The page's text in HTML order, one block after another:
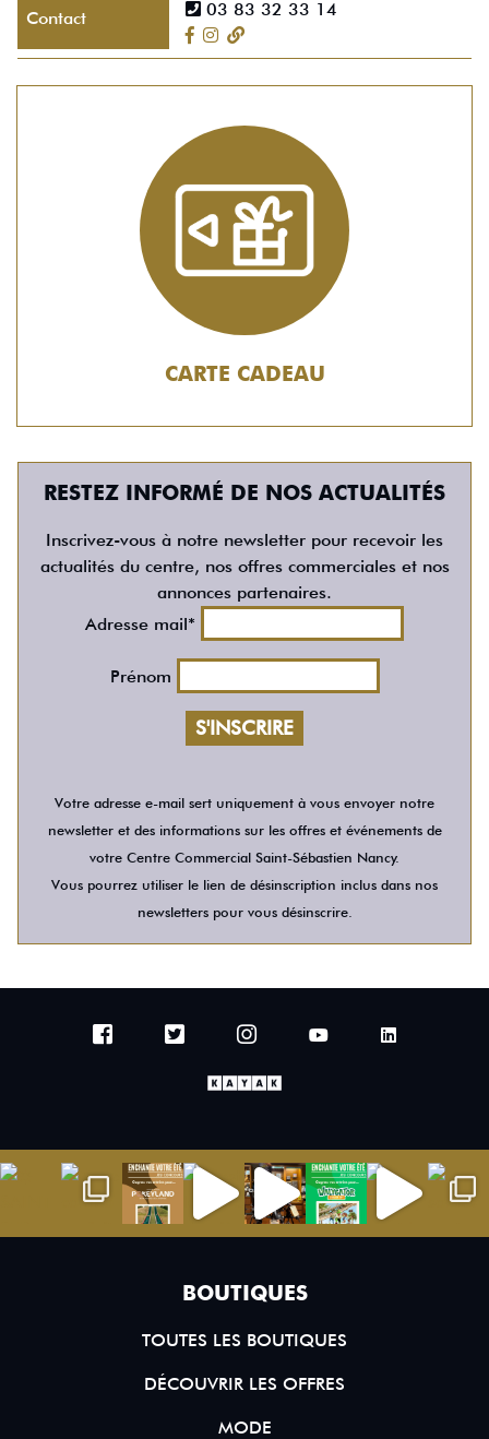
Contact 03 83 32 33 14
CARTE CADEAU
RESTEZ INFORMÉ DE NOS ACTUALITÉS
Inscrivez-vous à notre newsletter pour recevoir les
actualités du centre, nos offres commerciales et nos
annonces partenaires.
Adresse mail*
Prénom
Votre adresse e-mail sert uniquement à vous envoyer notre
newsletter et des informations sur les offres et événements de
votre Centre Commercial Saint-Sébastien Nancy.
Vous pourrez utiliser le lien de désinscription inclus dans nos
newsletters pour vous désinscrire.
BOUTIQUES
TOUTES LES BOUTIQUES
DÉCOUVRIR LES OFFRES
MODE